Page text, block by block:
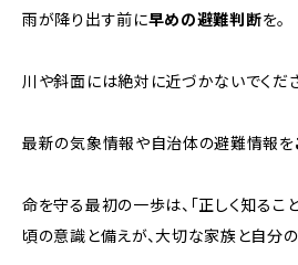
雨が降り出す前に早めの避難判断を。
川や斜面には絶対に近づかないでくださ
最新の気象情報や自治体の避難情報を
命を守る最初の一歩は、「正しく知ること
頃の意識と備えが、大切な家族と自分の